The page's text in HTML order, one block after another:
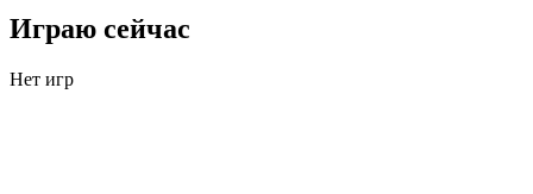
Играю сейчас
Нет игр